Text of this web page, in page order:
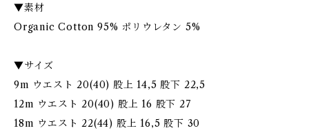
▼素材
Organic Cotton 95% ポリウレタン 5%
▼サイズ
9m ウエスト 20(40) 股上 14,5 股下 22,5
12m ウエスト 20(40) 股上 16 股下 27
18m ウエスト 22(44) 股上 16,5 股下 30